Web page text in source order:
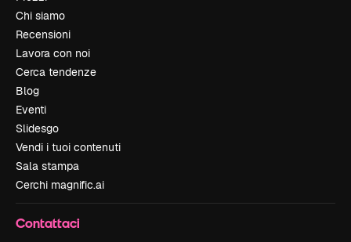
Chi siamo
Recensioni
Lavora con noi
Cerca tendenze
Blog
Eventi
Slidesgo
Vendi i tuoi contenuti
Sala stampa
Cerchi magnific.ai
Contattaci